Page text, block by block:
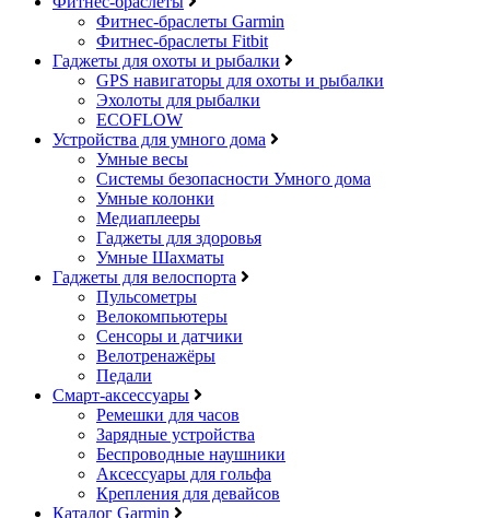
Фитнес-браслеты Garmin
Фитнес-браслеты Fitbit
Гаджеты для охоты и рыбалки
GPS навигаторы для охоты и рыбалки
Эхолоты для рыбалки
ECOFLOW
Устройства для умного дома
Умные весы
Системы безопасности Умного дома
Умные колонки
Медиаплееры
Гаджеты для здоровья
Умные Шахматы
Гаджеты для велоспорта
Пульсометры
Велокомпьютеры
Сенсоры и датчики
Велотренажёры
Педали
Смарт-аксессуары
Ремешки для часов
Зарядные устройства
Беспроводные наушники
Аксессуары для гольфа
Крепления для девайсов
Каталог Garmin